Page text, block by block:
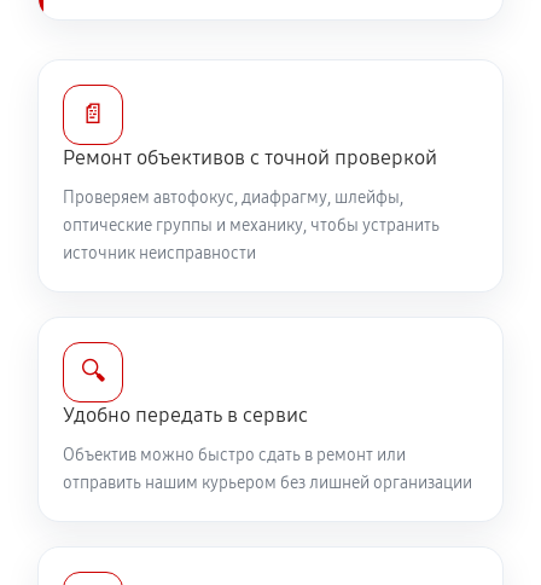
Ремонт электроники объектива Canon EF 35 f/1.4L
Ремонт шлейфа оптического стабилизатора
Ремонт передней линзы объектива
Ремонт механических узлов
460 руб 60 минут
📄
Ремонт объективов с точной проверкой
Проверяем автофокус, диафрагму, шлейфы,
оптические группы и механику, чтобы устранить
источник неисправности
🔍
Удобно передать в сервис
Объектив можно быстро сдать в ремонт или
отправить нашим курьером без лишней организации